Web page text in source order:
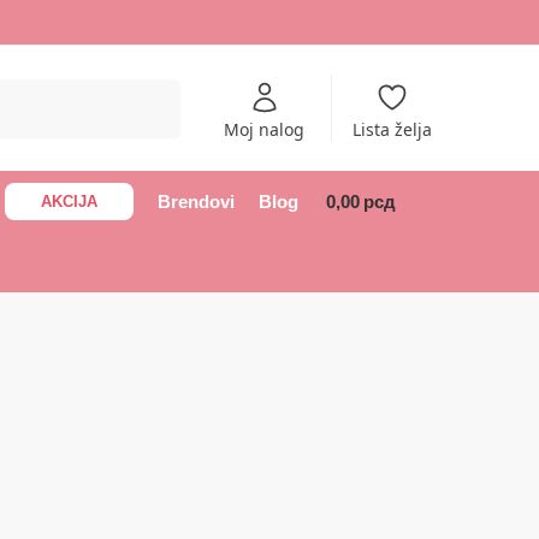
Moj nalog Lista želja
AKCIJA Brendovi Blog 0,00 рсд